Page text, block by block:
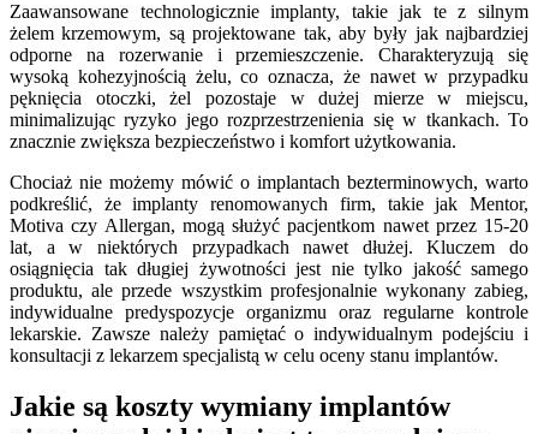
Zaawansowane technologicznie implanty, takie jak te z silnym
żelem krzemowym, są projektowane tak, aby były jak najbardziej
odporne na rozerwanie i przemieszczenie. Charakteryzują się
wysoką kohezyjnością żelu, co oznacza, że nawet w przypadku
pęknięcia otoczki, żel pozostaje w dużej mierze w miejscu,
minimalizując ryzyko jego rozprzestrzenienia się w tkankach. To
znacznie zwiększa bezpieczeństwo i komfort użytkowania.
Chociaż nie możemy mówić o implantach bezterminowych, warto
podkreślić, że implanty renomowanych firm, takie jak Mentor,
Motiva czy Allergan, mogą służyć pacjentkom nawet przez 15-20
lat, a w niektórych przypadkach nawet dłużej. Kluczem do
osiągnięcia tak długiej żywotności jest nie tylko jakość samego
produktu, ale przede wszystkim profesjonalnie wykonany zabieg,
indywidualne predyspozycje organizmu oraz regularne kontrole
lekarskie. Zawsze należy pamiętać o indywidualnym podejściu i
konsultacji z lekarzem specjalistą w celu oceny stanu implantów.
Jakie są koszty wymiany implantów